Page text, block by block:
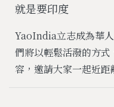
就是要印度
YaoIndia立志成為華
們將以輕鬆活潑的方
容，邀請大家一起近距